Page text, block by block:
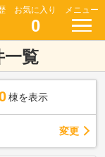
お気に入り
0
メニュー
一覧
棟を表示
変更